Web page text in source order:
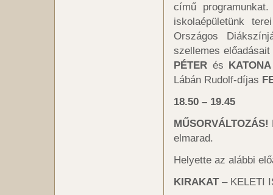
című
iskolaépületünk
Országos
szellemes
PÉTER és
Lábán Rudolf-díjas
18.50 – 19.45
MŰSORVÁLTOZÁS!
elmarad.
Helyette az alábbi
KIRAKAT– KELETI